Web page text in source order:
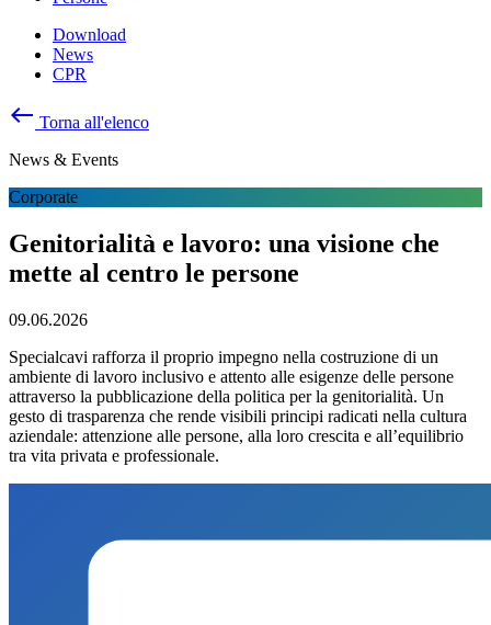
Download
News
CPR
west Torna all'elenco
News & Events
Corporate
Genitorialità e lavoro: una visione che
mette al centro le persone
09.06.2026
Specialcavi rafforza il proprio impegno nella costruzione di un
ambiente di lavoro inclusivo e attento alle esigenze delle persone
attraverso la pubblicazione della politica per la genitorialità. Un
gesto di trasparenza che rende visibili principi radicati nella cultura
aziendale: attenzione alle persone, alla loro crescita e all’equilibrio
tra vita privata e professionale.